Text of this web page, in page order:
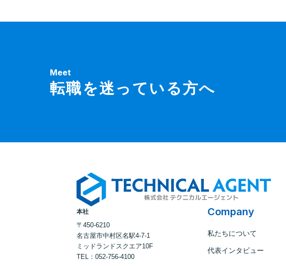
Meet
転職を迷っている方へ
Company
私たちについて
代表インタビュー
本社
〒450-6210
名古屋市中村区名駅4-7-1
ミッドランドスクエア10F
TEL：052-756-4100